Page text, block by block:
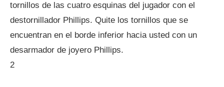
tornillos de las cuatro esquinas del jugador con el
destornillador Phillips. Quite los tornillos que se
encuentran en el borde inferior hacia usted con un
desarmador de joyero Phillips.
2